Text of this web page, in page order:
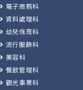
電子商務科
資料處理科
幼兒保育科
流行服飾科
美容科
餐飲管理科
觀光事業科